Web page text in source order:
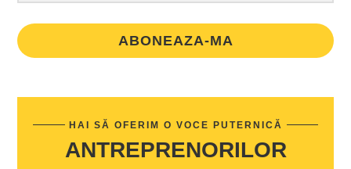
ABONEAZA-MA
HAI SĂ OFERIM O VOCE PUTERNICĂ
ANTREPRENORILOR